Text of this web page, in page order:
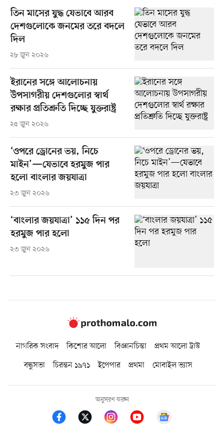
তিন মাসের যুদ্ধ যেভাবে আরব
দেশগুলোকে জনমের তরে বদলে
দিল
২৮ জুন ২০২৬
ইরানের সঙ্গে আলোচনায়
উপসাগরীয় দেশগুলোর স্বার্থ
রক্ষার প্রতিশ্রুতি দিচ্ছে যুক্তরাষ্ট্র
২৫ জুন ২০২৬
‘ওপরে ড্রোনের ভয়, নিচে
মাইন’—যেভাবে হরমুজ পার
হলো বাংলার জয়যাত্রা
২৩ জুন ২০২৬
‘বাংলার জয়যাত্রা’ ১১৫ দিন পর
হরমুজ পার হলো
২৩ জুন ২০২৬
নাগরিক সংবাদ কিশোর আলো বিজ্ঞানচিন্তা
প্রথম আলো ট্রাস্ট
বন্ধুসভা
চিরন্তন ১৯৭১ ইপেপার প্রথমা মোবাইল ভ্যাস
অনুসরণ করুন